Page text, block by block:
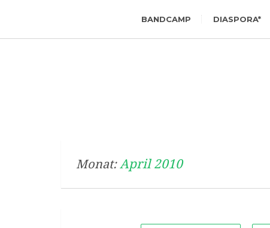
BANDCAMP DIASPORA*
Monat:April 2010